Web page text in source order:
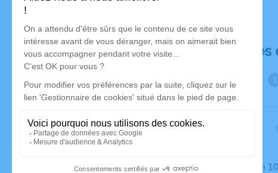
Déroulé
Le vendredi